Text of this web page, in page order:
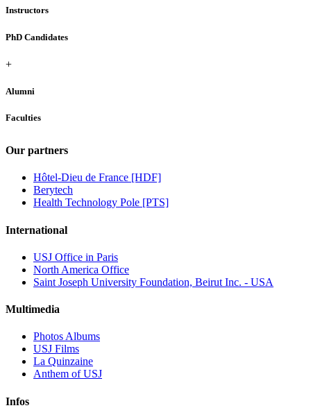
Instructors
PhD Candidates
+
Alumni
Faculties
Our partners
Hôtel-Dieu de France [HDF]
Berytech
Health Technology Pole [PTS]
International
USJ Office in Paris
North America Office
Saint Joseph University Foundation, Beirut Inc. - USA
Multimedia
Photos Albums
USJ Films
La Quinzaine
Anthem of USJ
Infos